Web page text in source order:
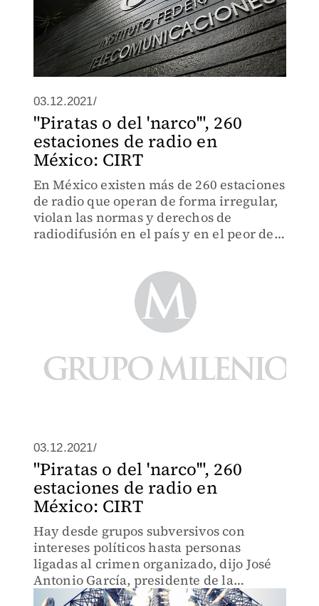
03.12.2021/
"Piratas o del 'narco'", 260
estaciones de radio en
México: CIRT
En México existen más de 260 estaciones
de radio que operan de forma irregular,
violan las normas y derechos de
radiodifusión en el país y en el peor de
03.12.2021/
"Piratas o del 'narco'", 260
estaciones de radio en
México: CIRT
Hay desde grupos subversivos con
intereses políticos hasta personas
ligadas al crimen organizado, dijo José
Antonio García, presidente de la
cámara.